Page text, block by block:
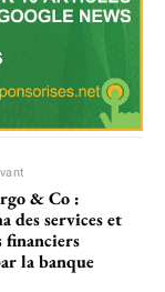
& Co :
des services et
la banque